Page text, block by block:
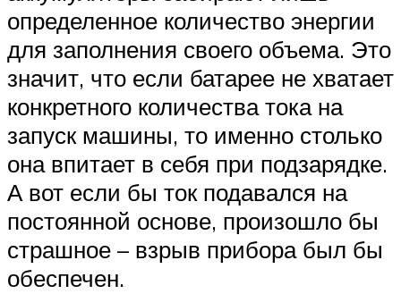
определенное количество энергии
для заполнения своего объема. Это
значит, что если батарее не хватает
конкретного количества тока на
запуск машины, то именно столько
она впитает в себя при подзарядке.
А вот если бы ток подавался на
постоянной основе, произошло бы
страшное – взрыв прибора был бы
обеспечен.